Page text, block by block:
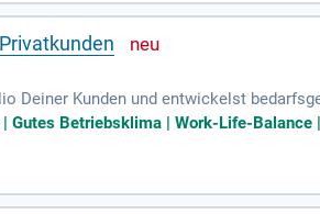
Kunden und entwickelst
langfristige Beziehungen zu Deinen
Betriebsklima | Work-Life-Balance